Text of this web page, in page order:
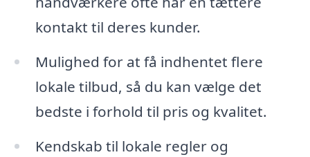
kontakt til deres kunder.
Mulighed for at få indhentet flere
lokale tilbud, så du kan vælge det
bedste i forhold til pris og kvalitet.
Kendskab til lokale regler og